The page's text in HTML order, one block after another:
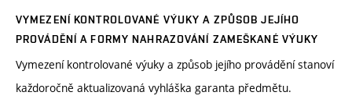
VYMEZENÍ KONTROLOVANÉ VÝUKY A ZPŮSOB JEJÍHO
PROVÁDĚNÍ A FORMY NAHRAZOVÁNÍ ZAMEŠKANÉ VÝUKY
Vymezení kontrolované výuky a způsob jejího provádění stanoví
každoročně aktualizovaná vyhláška garanta předmětu.